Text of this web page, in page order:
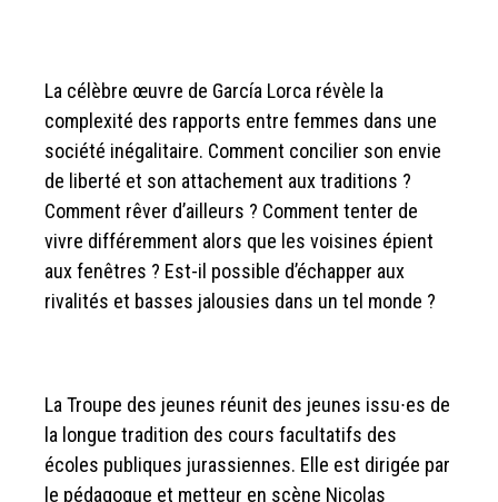
La célèbre œuvre de García Lorca révèle la
complexité des rapports entre femmes dans une
société inégalitaire. Comment concilier son envie
de liberté et son attachement aux traditions ?
Comment rêver d’ailleurs ? Comment tenter de
vivre différemment alors que les voisines épient
aux fenêtres ? Est-il possible d’échapper aux
rivalités et basses jalousies dans un tel monde ?
La Troupe des jeunes réunit des jeunes issu∙es de
la longue tradition des cours facultatifs des
écoles publiques jurassiennes. Elle est dirigée par
le pédagogue et metteur en scène Nicolas